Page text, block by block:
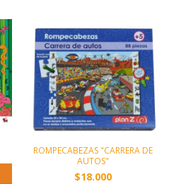
ROMPECABEZAS "CARRERA DE
AUTOS"
$18.000